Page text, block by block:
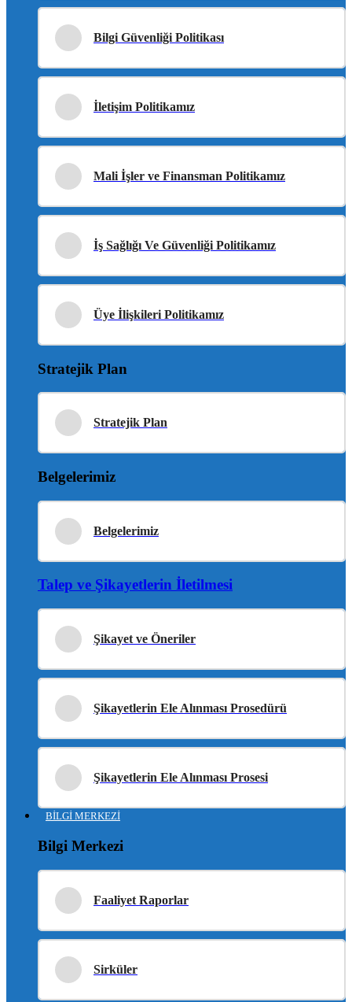
Bilgi Güvenliği Politikası
İletişim Politikamız
Mali İşler ve Finansman Politikamız
İş Sağlığı Ve Güvenliği Politikamız
Üye İlişkileri Politikamız
Stratejik Plan
Stratejik Plan
Belgelerimiz
Belgelerimiz
Talep ve Şikayetlerin İletilmesi
Şikayet ve Öneriler
Şikayetlerin Ele Alınması Prosedürü
Şikayetlerin Ele Alınması Prosesi
BİLGİ MERKEZİ
Bilgi Merkezi
Faaliyet Raporlar
Sirküler